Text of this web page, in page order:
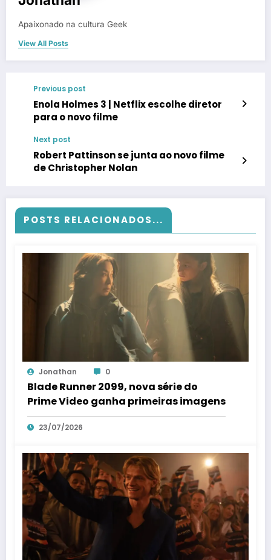
Apaixonado na cultura Geek
View All Posts
Previous post
Enola Holmes 3 | Netflix escolhe diretor
para o novo filme
Next post
Robert Pattinson se junta ao novo filme
de Christopher Nolan
POSTS RELACIONADOS...
Jonathan 0
Blade Runner 2099, nova série do
Prime Video ganha primeiras imagens
23/07/2026